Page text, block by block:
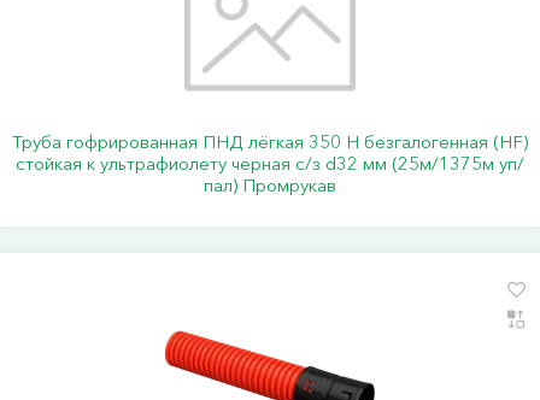
Труба гофрированная ПНД лёгкая 350 Н безгалогенная (HF)
стойкая к ультрафиолету черная с/з d32 мм (25м/1375м уп/
пал) Промрукав